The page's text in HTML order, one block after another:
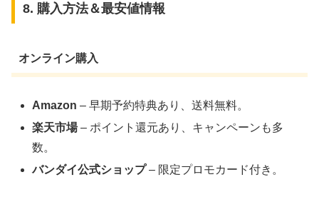
8. 購入方法＆最安値情報
オンライン購入
Amazon – 早期予約特典あり、送料無料。
楽天市場– ポイント還元あり、キャンペーンも多
数。
バンダイ公式ショップ– 限定プロモカード付き。